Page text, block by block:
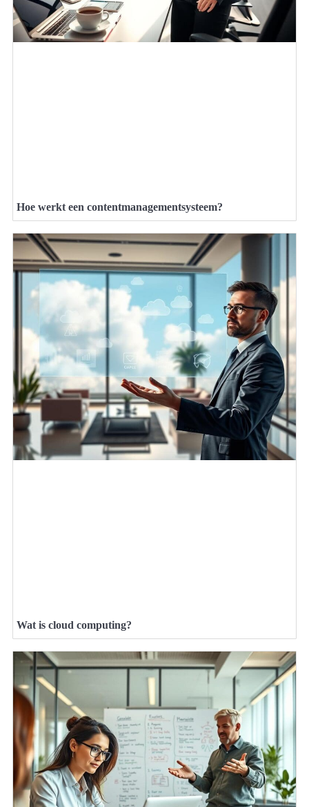
Hoe werkt een contentmanagementsysteem?
Wat is cloud computing?